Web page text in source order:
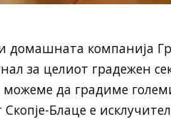
домашната компанија
за целиот градежен
можеме да градиме
Блаце е